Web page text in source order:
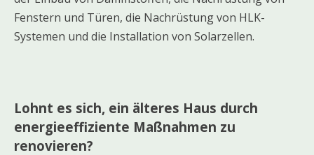
Fenstern und Türen, die Nachrüstung von HLK-
Systemen und die Installation von Solarzellen.
Lohnt es sich, ein älteres Haus durch
energieeffiziente Maßnahmen zu
renovieren?